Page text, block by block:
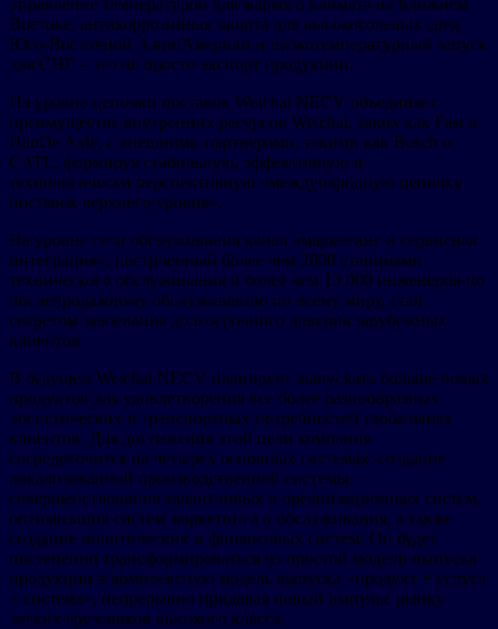
управление температурой для жаркого климата на Ближнем
Востоке, антикоррозийная защита для высокосолевых сред
Юго-Восточной Азии/Америки и низкотемпературный запуск
для СНГ – это не просто экспорт продукции.
На уровне цепочки поставок Weichai NECV объединяет
преимущества внутренних ресурсов Weichai, таких как Fast и
HanDe Axle, с внешними партнерами, такими как Bosch и
CATL, формируя стабильную, эффективную и
технологически перспективную «международную цепочку
поставок верхнего уровня».
На уровне сети обслуживания канал «маркетинг и сервисная
интеграция», построенный более чем 2000 станциями
технического обслуживания и более чем 13 000 инженеров по
послепродажному обслуживанию по всему миру, стал
секретом завоевания долгосрочного доверия зарубежных
клиентов.
В будущем Weichai NECV планирует выпускать больше новых
продуктов для удовлетворения все более разнообразных
логистических и транспортных потребностей глобальных
клиентов. Для достижения этой цели компания
сосредоточится на четырех основных системах: создание
локализованной производственной системы,
совершенствование талантливых и организационных систем,
оптимизация систем маркетинга и обслуживания, а также
создание политических и финансовых систем. Он будет
постепенно трансформироваться из простой модели выпуска
продукции в комплексную модель выпуска «продукт + услуга
+ система», непрерывно придавая новый импульс рынку
легких грузовиков высокого класса.